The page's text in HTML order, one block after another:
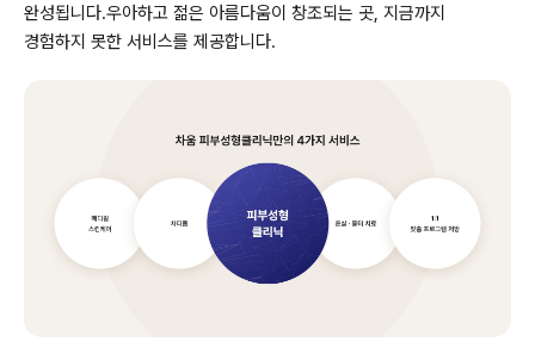
완성됩니다.우아하고 젊은 아름다움이 창조되는 곳, 지금까지
경험하지 못한 서비스를 제공합니다.